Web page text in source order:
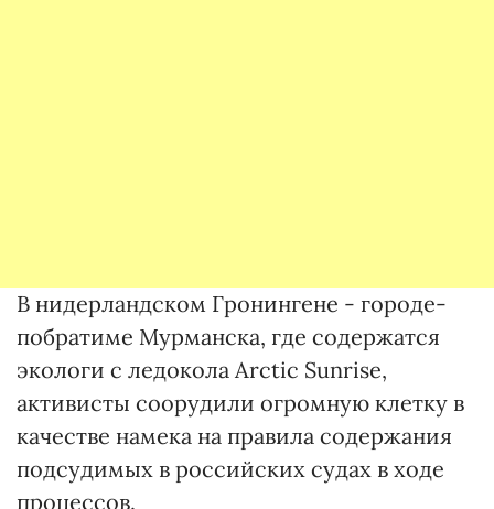
В нидерландском Гронингене - городе-
побратиме Мурманска, где содержатся
экологи с ледокола Arctic Sunrise,
активисты соорудили огромную клетку в
качестве намека на правила содержания
подсудимых в российских судах в ходе
процессов.